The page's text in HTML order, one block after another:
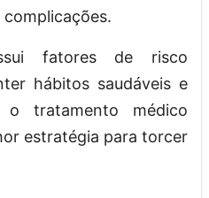
fatores de risco
hábitos saudáveis e
o tratamento médico
estratégia para torcer